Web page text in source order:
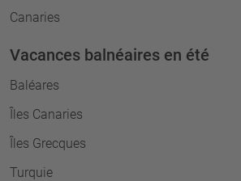
Canaries
Vacances balnéaires en été
Baléares
Îles Canaries
Îles Grecques
Turquie